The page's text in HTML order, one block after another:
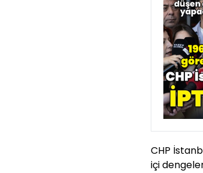
CHP
içi